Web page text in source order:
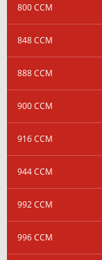
800 CCM
848 CCM
888 CCM
900 CCM
916 CCM
944 CCM
992 CCM
996 CCM